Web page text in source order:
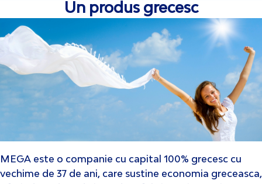
Un produs grecesc
MEGA este o companie cu capital 100% grecesc cu
vechime de 37 de ani, care sustine economia greceasca,